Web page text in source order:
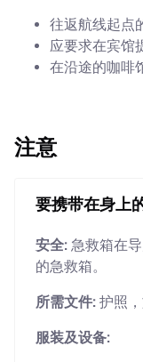
往返航线起点
应要求在宾馆
在沿途的咖啡
注意
要携带在身上
安全: 急救箱在
的急救箱。
所需文件: 护照，
服装及设备: